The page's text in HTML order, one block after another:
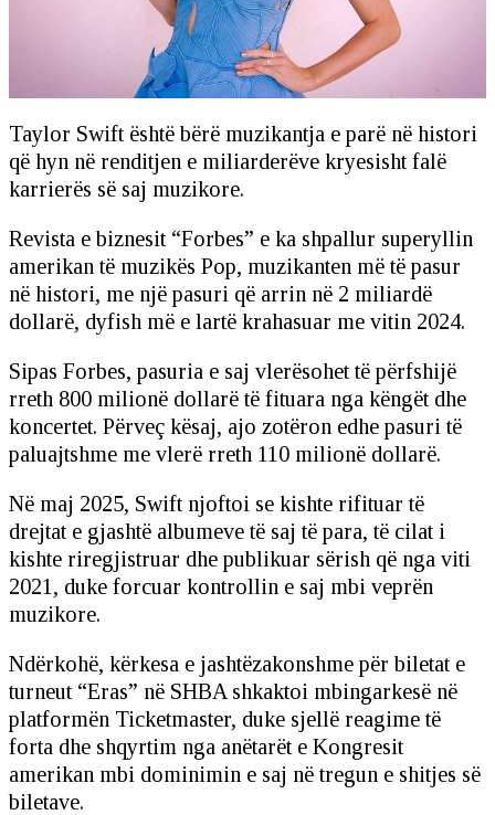
Taylor Swift është bërë muzikantja e parë në histori
që hyn në renditjen e miliarderëve kryesisht falë
karrierës së saj muzikore.
Revista e biznesit “Forbes” e ka shpallur superyllin
amerikan të muzikës Pop, muzikanten më të pasur
në histori, me një pasuri që arrin në 2 miliardë
dollarë, dyfish më e lartë krahasuar me vitin 2024.
Sipas Forbes, pasuria e saj vlerësohet të përfshijë
rreth 800 milionë dollarë të fituara nga këngët dhe
koncertet. Përveç kësaj, ajo zotëron edhe pasuri të
paluajtshme me vlerë rreth 110 milionë dollarë.
Në maj 2025, Swift njoftoi se kishte rifituar të
drejtat e gjashtë albumeve të saj të para, të cilat i
kishte riregjistruar dhe publikuar sërish që nga viti
2021, duke forcuar kontrollin e saj mbi veprën
muzikore.
Ndërkohë, kërkesa e jashtëzakonshme për biletat e
turneut “Eras” në SHBA shkaktoi mbingarkesë në
platformën Ticketmaster, duke sjellë reagime të
forta dhe shqyrtim nga anëtarët e Kongresit
amerikan mbi dominimin e saj në tregun e shitjes së
biletave.